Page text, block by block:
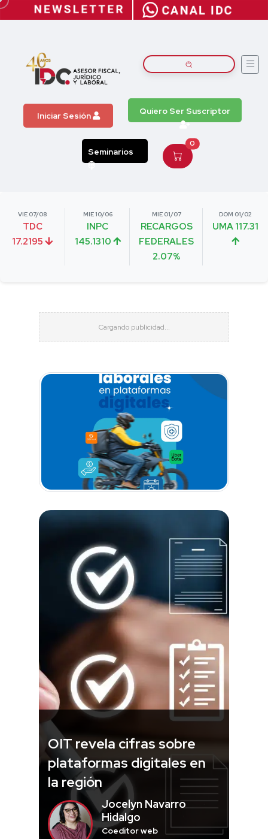
Iniciar Sesión Quiero Ser Suscriptor
Seminarios
0
VIE 07/08
TDC
17.2195
MIE 10/06
INPC
145.1310
MIE 01/07
RECARGOS
FEDERALES
2.07%
DOM 01/02
UMA 117.31
OIT revela cifras sobre
plataformas digitales en
la región
Jocelyn Navarro
Hidalgo
Coeditor web